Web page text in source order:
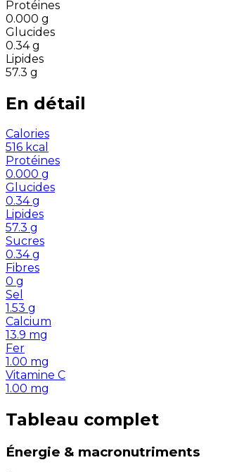
Protéines
0.000 g
Glucides
0.34 g
Lipides
57.3 g
En détail
Calories
516 kcal
Protéines
0.000 g
Glucides
0.34 g
Lipides
57.3 g
Sucres
0.34 g
Fibres
0 g
Sel
1.53 g
Calcium
13.9 mg
Fer
1.00 mg
Vitamine C
1.00 mg
Tableau complet
Énergie & macronutriments